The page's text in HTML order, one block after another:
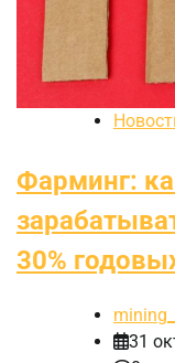
Фарминг:
30%
31